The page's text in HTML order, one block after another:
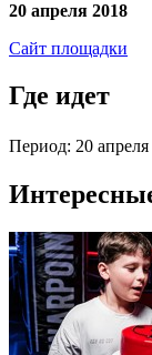
20 апреля 2018
Сайт площадки
Где идет
Период: 20 апреля